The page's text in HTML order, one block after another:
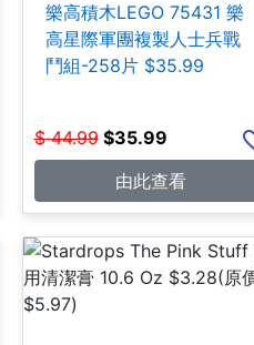
樂高積木LEGO 75431 樂
高星際軍團複製人士兵戰
鬥組-258片 $35.99
$ 44.99 $35.99
由此查看